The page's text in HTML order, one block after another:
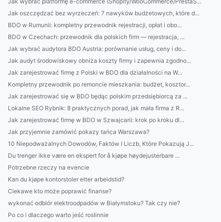
Jak oszczędzać bez wyrzeczeń: 7 nawyków budżetowych, które d...
BDO w Rumunii: kompletny przewodnik rejestracji, opłat i obo...
BDO w Czechach: przewodnik dla polskich firm — rejestracja, ...
Jak wybrać audytora BDO Austria: porównanie usług, ceny i do...
Jak audyt środowiskowy obniża koszty firmy i zapewnia zgodno...
Jak zarejestrować firmę z Polski w BDO dla działalności na W...
Kompletny przewodnik po remoncie mieszkania: budżet, kosztor...
Jak zarejestrować się w BDO będąc polskim przedsiębiorcą za ...
Lokalne SEO Rybnik: 8 praktycznych porad, jak mała firma z R...
Jak zarejestrować firmę w BDO w Szwajcarii: krok po kroku dl...
Jak przyjemnie zamówić pokazy tańca Warszawa?
10 Niepodważalnych Dowodów, Faktów I Liczb, Które Pokazują J...
Du trenger ikke være en ekspert for å kjøpe høydejusterbare ...
Potrzebne rzeczy na evencie
Kan du kjøpe kontorstoler etter arbeidstid?
Ciekawe kto może poprawić finanse?
wykonać odbiór elektroodpadów w Białymstoku? Tak czy nie?
Po co i dlaczego warto jeść roslinnie